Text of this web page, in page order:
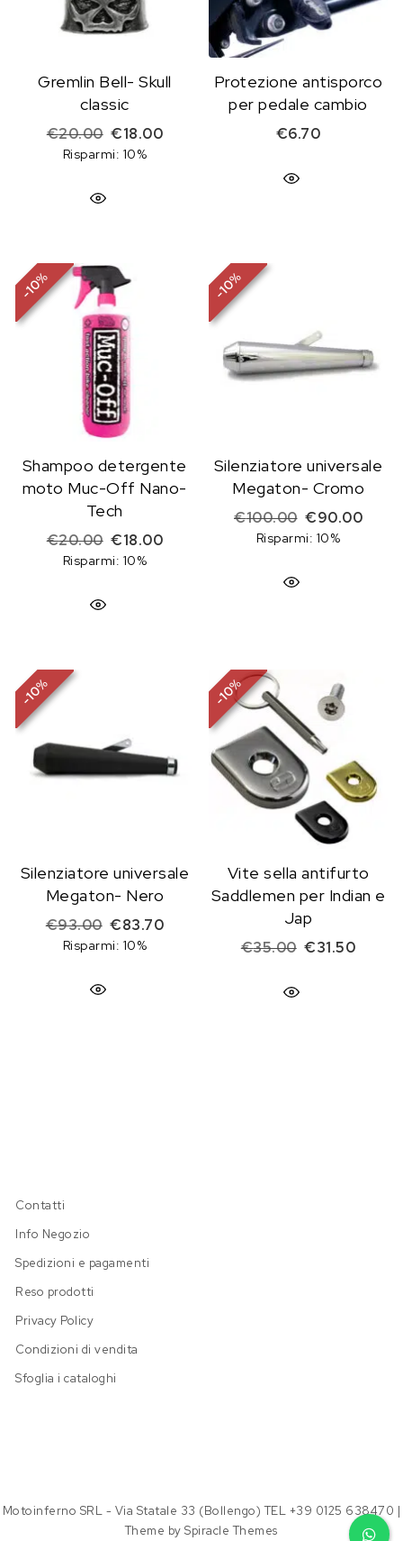
Gremlin Bell- Skull
classic
€20.00 Il prezzo originale era: €20.00.
€18.00Il prezzo attuale è: €18.00.
Risparmi: 10%
Protezione antisporco
per pedale cambio
€6.70
-
10
%
Shampoo detergente
moto Muc-Off Nano-
Tech
€20.00 Il prezzo originale era: €20.00.
€18.00Il prezzo attuale è: €18.00.
Risparmi: 10%
-
10
%
Silenziatore universale
Megaton- Cromo
€100.00 Il prezzo
€90.00Il
Risparmi: 10%
-
10
%
Silenziatore universale
Megaton- Nero
€93.00 Il prezzo originale era: €93.00.
€83.70Il prezzo attuale è: €83.70.
Risparmi: 10%
-
10
%
Vite sella antifurto
Saddlemen per Indian e
Jap
€35.00 Il prezzo
€31.50Il
Contatti
Info Negozio
Spedizioni e pagamenti
Reso prodotti
Privacy Policy
Condizioni di vendita
Sfoglia i cataloghi
Motoinferno SRL - Via Statale 33 (Bollengo) TEL +39 0125 638470 |
Theme bySpiracle Themes